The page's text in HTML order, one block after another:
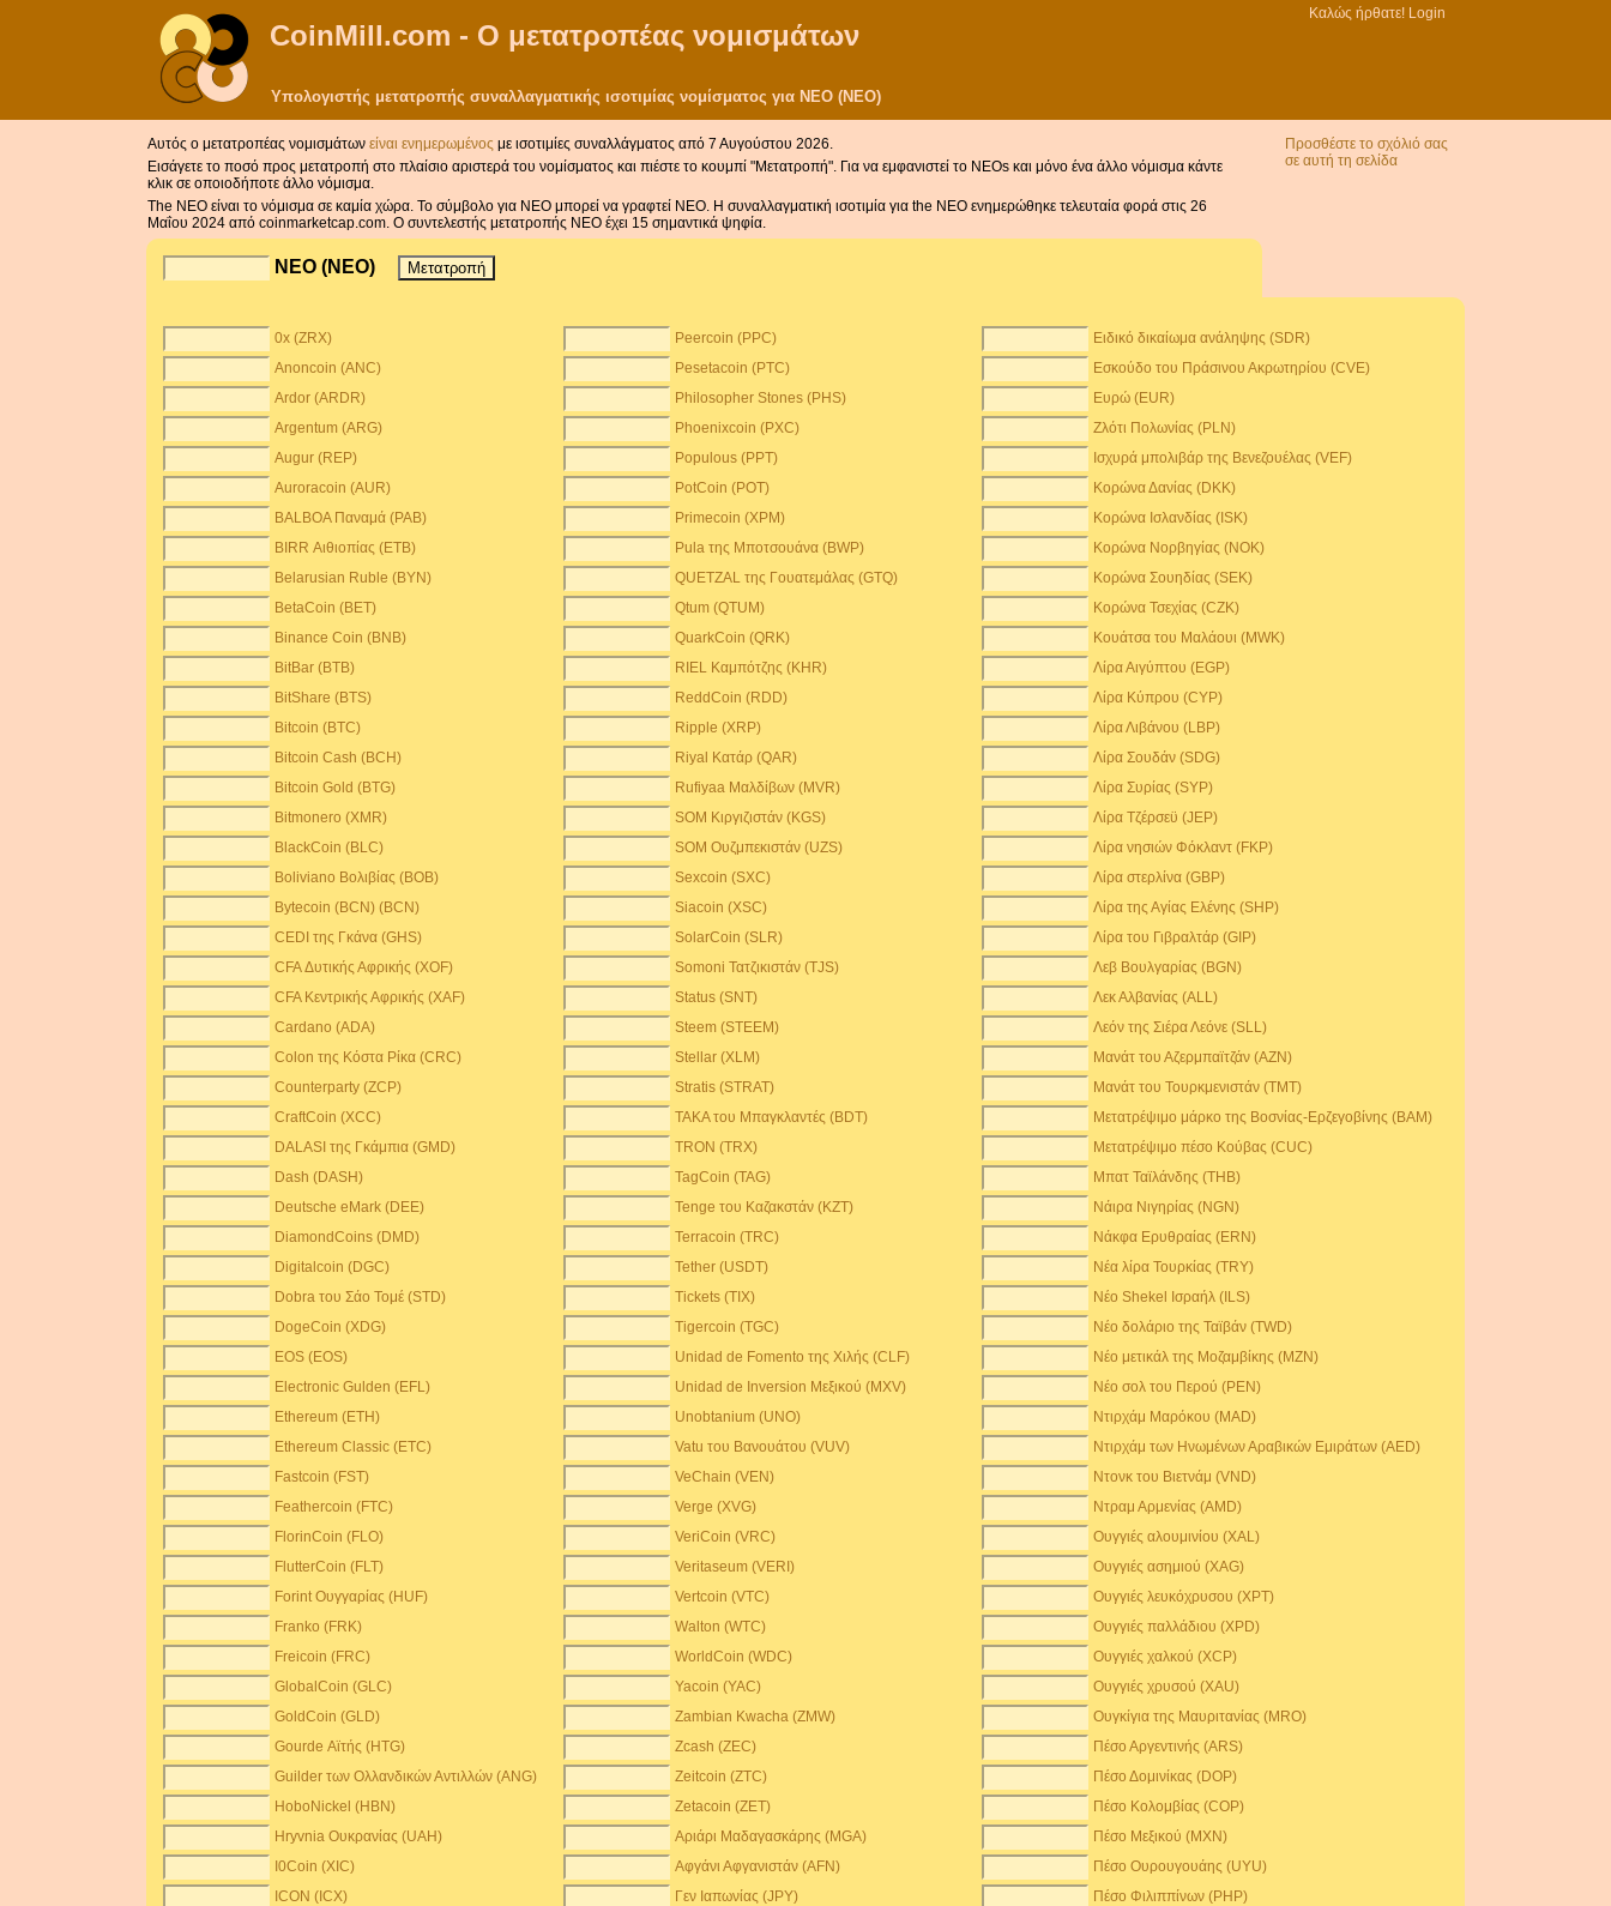
CoinMill.com - Ο μετατροπέας νομισμάτων
Καλώς ήρθατε! Login
Υπολογιστής μετατροπής συναλλαγματικής ισοτιμίας νομίσματος για NEO (NEO)
Αυτός ο μετατροπέας νομισμάτων είναι ενημερωμένος με ισοτιμίες συναλλάγματος από 7 Αυγούστου 2026.
Εισάγετε το ποσό προς μετατροπή στο πλαίσιο αριστερά του νομίσματος και πιέστε το κουμπί "Μετατροπή". Για να εμφανιστεί το NEOs και μόνο ένα άλλο νόμισμα κάντε
κλικ σε οποιοδήποτε άλλο νόμισμα.
The NEO είναι το νόμισμα σε καμία χώρα. Το σύμβολο για NEO μπορεί να γραφτεί NEO. Η συναλλαγματική ισοτιμία για the NEO ενημερώθηκε τελευταία φορά στις 26
Μαΐου 2024 από coinmarketcap.com. Ο συντελεστής μετατροπής NEO έχει 15 σημαντικά ψηφία.
Προσθέστε το σχόλιό σας
σε αυτή τη σελίδα
NEO (NEO)
0x (ZRX) Peercoin (PPC)
Ειδικό δικαίωμα ανάληψης (SDR)
Anoncoin (ANC)
Pesetacoin (PTC)
Εσκούδο του Πράσινου Ακρωτηρίου (CVE)
Ardor (ARDR)
Philosopher Stones (PHS)
Ευρώ (EUR)
Argentum (ARG)
Phoenixcoin (PXC)
Ζλότι Πολωνίας (PLN)
Augur (REP)
Populous (PPT)
Ισχυρά μπολιβάρ της Βενεζουέλας (VEF)
Auroracoin (AUR)
PotCoin (POT)
Κορώνα Δανίας (DKK)
BALBOA Παναμά (PAB)
Primecoin (XPM)
Κορώνα Ισλανδίας (ISK)
BIRR Αιθιοπίας (ETB)
Pula της Μποτσουάνα (BWP)
Κορώνα Νορβηγίας (NOK)
Belarusian Ruble (BYN)
QUETZAL της Γουατεμάλας (GTQ)
Κορώνα Σουηδίας (SEK)
BetaCoin (BET)
Qtum (QTUM)
Κορώνα Τσεχίας (CZK)
Binance Coin (BNB)
QuarkCoin (QRK)
Κουάτσα του Μαλάουι (MWK)
BitBar (BTB)
RIEL Καμπότζης (KHR)
Λίρα Αιγύπτου (EGP)
BitShare (BTS)
ReddCoin (RDD)
Λίρα Κύπρου (CYP)
Bitcoin (BTC)
Ripple (XRP)
Λίρα Λιβάνου (LBP)
Bitcoin Cash (BCH)
Riyal Κατάρ (QAR)
Λίρα Σουδάν (SDG)
Bitcoin Gold (BTG)
Rufiyaa Μαλδίβων (MVR)
Λίρα Συρίας (SYP)
Bitmonero (XMR)
SOM Κιργιζιστάν (KGS)
Λίρα Τζέρσεϋ (JEP)
BlackCoin (BLC)
SOM Ουζμπεκιστάν (UZS)
Λίρα νησιών Φόκλαντ (FKP)
Boliviano Βολιβίας (BOB)
Sexcoin (SXC)
Λίρα στερλίνα (GBP)
Bytecoin (BCN) (BCN)
Siacoin (XSC)
Λίρα της Αγίας Ελένης (SHP)
CEDI της Γκάνα (GHS)
SolarCoin (SLR)
Λίρα του Γιβραλτάρ (GIP)
CFA Δυτικής Αφρικής (XOF)
Somoni Τατζικιστάν (TJS)
Λεβ Βουλγαρίας (BGN)
CFA Κεντρικής Αφρικής (XAF)
Status (SNT)
Λεκ Αλβανίας (ALL)
Cardano (ADA)
Steem (STEEM)
Λεόν της Σιέρα Λεόνε (SLL)
Colon της Κόστα Ρίκα (CRC)
Stellar (XLM)
Μανάτ του Αζερμπαϊτζάν (AZN)
Counterparty (ZCP)
Stratis (STRAT)
Μανάτ του Τουρκμενιστάν (TMT)
CraftCoin (XCC)
TAKA του Μπαγκλαντές (BDT)
Μετατρέψιμο μάρκο της Βοσνίας-Ερζεγοβίνης (BAM)
DALASI της Γκάμπια (GMD)
TRON (TRX)
Μετατρέψιμο πέσο Κούβας (CUC)
Dash (DASH)
TagCoin (TAG)
Μπατ Ταϊλάνδης (THB)
Deutsche eMark (DEE)
Tenge του Καζακστάν (KZT)
Νάιρα Νιγηρίας (NGN)
DiamondCoins (DMD)
Terracoin (TRC)
Νάκφα Ερυθραίας (ERN)
Digitalcoin (DGC)
Tether (USDT)
Νέα λίρα Τουρκίας (TRY)
Dobra του Σάο Τομέ (STD)
Tickets (TIX)
Νέο Shekel Ισραήλ (ILS)
DogeCoin (XDG)
Tigercoin (TGC)
Νέο δολάριο της Ταϊβάν (TWD)
EOS (EOS)
Unidad de Fomento της Χιλής (CLF)
Νέο μετικάλ της Μοζαμβίκης (MZN)
Electronic Gulden (EFL)
Unidad de Inversion Μεξικού (MXV)
Νέο σολ του Περού (PEN)
Ethereum (ETH)
Unobtanium (UNO)
Ντιρχάμ Μαρόκου (MAD)
Ethereum Classic (ETC)
Vatu του Βανουάτου (VUV)
Ντιρχάμ των Ηνωμένων Αραβικών Εμιράτων (AED)
Fastcoin (FST)
VeChain (VEN)
Ντονκ του Βιετνάμ (VND)
Feathercoin (FTC)
Verge (XVG)
Ντραμ Αρμενίας (AMD)
FlorinCoin (FLO)
VeriCoin (VRC)
Ουγγιές αλουμινίου (XAL)
FlutterCoin (FLT)
Veritaseum (VERI)
Ουγγιές ασημιού (XAG)
Forint Ουγγαρίας (HUF)
Vertcoin (VTC)
Ουγγιές λευκόχρυσου (XPT)
Franko (FRK)
Walton (WTC)
Ουγγιές παλλάδιου (XPD)
Freicoin (FRC)
WorldCoin (WDC)
Ουγγιές χαλκού (XCP)
GlobalCoin (GLC)
Yacoin (YAC)
Ουγγιές χρυσού (XAU)
GoldCoin (GLD)
Zambian Kwacha (ZMW)
Ουγκίγια της Μαυριτανίας (MRO)
Gourde Αϊτής (HTG)
Zcash (ZEC)
Πέσο Αργεντινής (ARS)
Guilder των Ολλανδικών Αντιλλών (ANG)
Zeitcoin (ZTC)
Πέσο Δομινίκας (DOP)
HoboNickel (HBN)
Zetacoin (ZET)
Πέσο Κολομβίας (COP)
Hryvnia Ουκρανίας (UAH)
Αριάρι Μαδαγασκάρης (MGA)
Πέσο Μεξικού (MXN)
I0Coin (XIC)
Αφγάνι Αφγανιστάν (AFN)
Πέσο Ουρουγουάης (UYU)
ICON (ICX)
Γεν Ιαπωνίας (JPY)
Πέσο Φιλιππίνων (PHP)